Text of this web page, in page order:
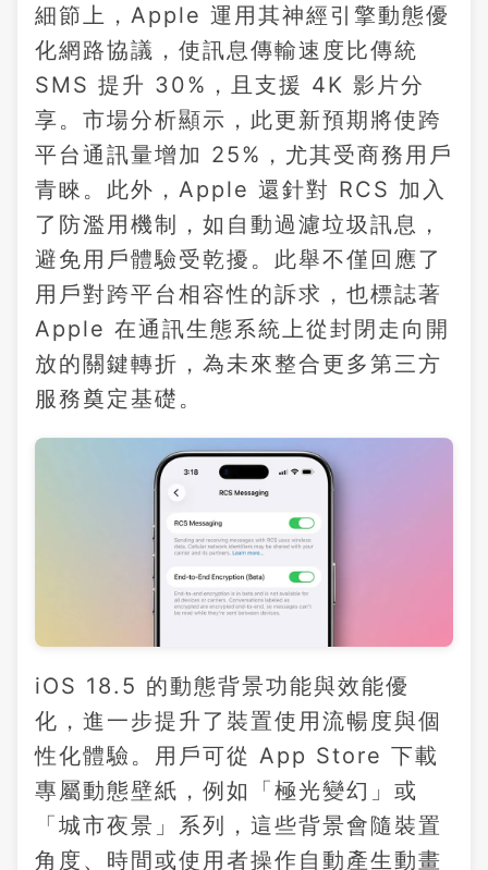
細節上，Apple 運用其神經引擎動態優
化網路協議，使訊息傳輸速度比傳統
SMS 提升 30%，且支援 4K 影片分
享。市場分析顯示，此更新預期將使跨
平台通訊量增加 25%，尤其受商務用戶
青睞。此外，Apple 還針對 RCS 加入
了防濫用機制，如自動過濾垃圾訊息，
避免用戶體驗受乾擾。此舉不僅回應了
用戶對跨平台相容性的訴求，也標誌著
Apple 在通訊生態系統上從封閉走向開
放的關鍵轉折，為未來整合更多第三方
服務奠定基礎。
iOS 18.5 的動態背景功能與效能優
化，進一步提升了裝置使用流暢度與個
性化體驗。用戶可從 App Store 下載
專屬動態壁紙，例如「極光變幻」或
「城市夜景」系列，這些背景會隨裝置
角度、時間或使用者操作自動產生動畫